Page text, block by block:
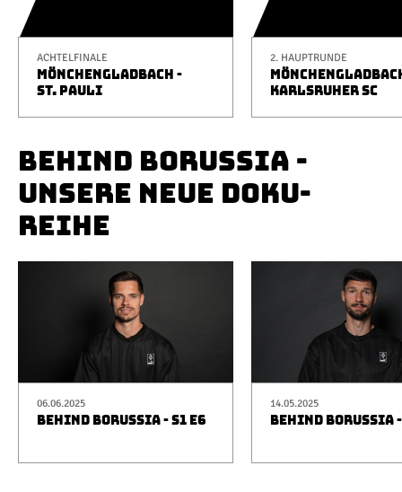
ACHTELFINALE
MÖNCHENGLADBACH -
ST. PAULI
2. HAUPTRUNDE
KARLSRUHER SC
BEHIND BORUSSIA -
UNSERE NEUE DOKU-
REIHE
06.06.2025
BEHIND BORUSSIA - S1 E6
14.05.2025
BEHIND BORUSSIA